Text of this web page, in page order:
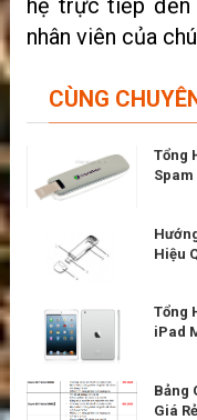
hệ trực tiếp đến
nhân viên của
CÙNG
Tổng
Spam
Hiệu
Tổng
iPad
Bảng
Giá